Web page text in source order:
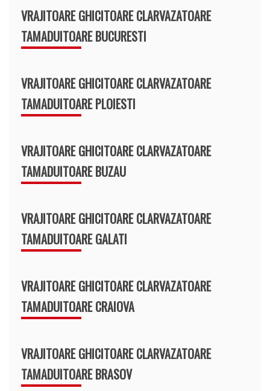
VRAJITOARE GHICITOARE CLARVAZATOARE
TAMADUITOARE BUCURESTI
VRAJITOARE GHICITOARE CLARVAZATOARE
TAMADUITOARE PLOIESTI
VRAJITOARE GHICITOARE CLARVAZATOARE
TAMADUITOARE BUZAU
VRAJITOARE GHICITOARE CLARVAZATOARE
TAMADUITOARE GALATI
VRAJITOARE GHICITOARE CLARVAZATOARE
TAMADUITOARE CRAIOVA
VRAJITOARE GHICITOARE CLARVAZATOARE
TAMADUITOARE BRASOV